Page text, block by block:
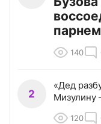
140
2
«Дед
Мизулину
120